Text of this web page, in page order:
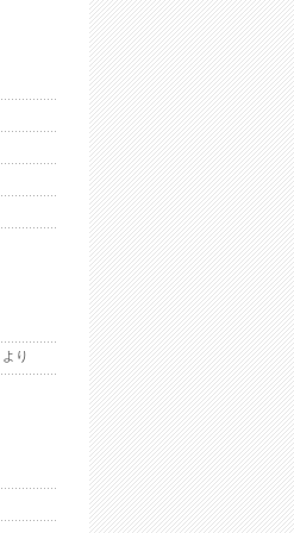
より